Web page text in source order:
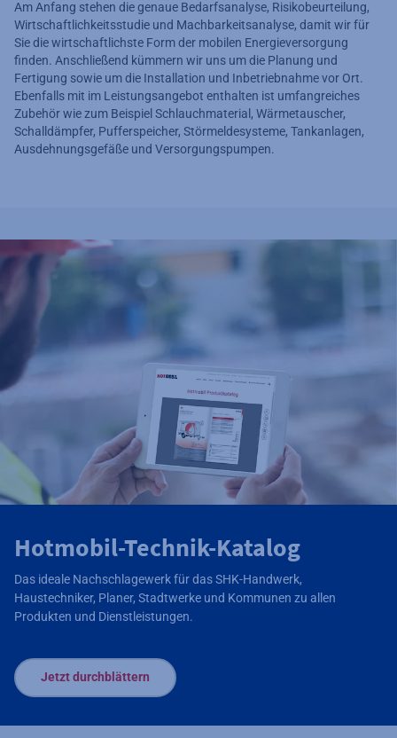
Am Anfang stehen die genaue Bedarfsanalyse, Risikobeurteilung,
Wirtschaftlichkeitsstudie und Machbarkeitsanalyse, damit wir für
Sie die wirtschaftlichste Form der mobilen Energieversorgung
finden. Anschließend kümmern wir uns um die Planung und
Fertigung sowie um die Installation und Inbetriebnahme vor Ort.
Ebenfalls mit im Leistungsangebot enthalten ist umfangreiches
Zubehör wie zum Beispiel Schlauchmaterial, Wärmetauscher,
Schalldämpfer, Pufferspeicher, Störmeldesysteme, Tankanlagen,
Ausdehnungsgefäße und Versorgungspumpen.
Hotmobil-Technik-Katalog
Das ideale Nachschlagewerk für das SHK-Handwerk,
Haustechniker, Planer, Stadtwerke und Kommunen zu allen
Produkten und Dienstleistungen.
Jetzt durchblättern